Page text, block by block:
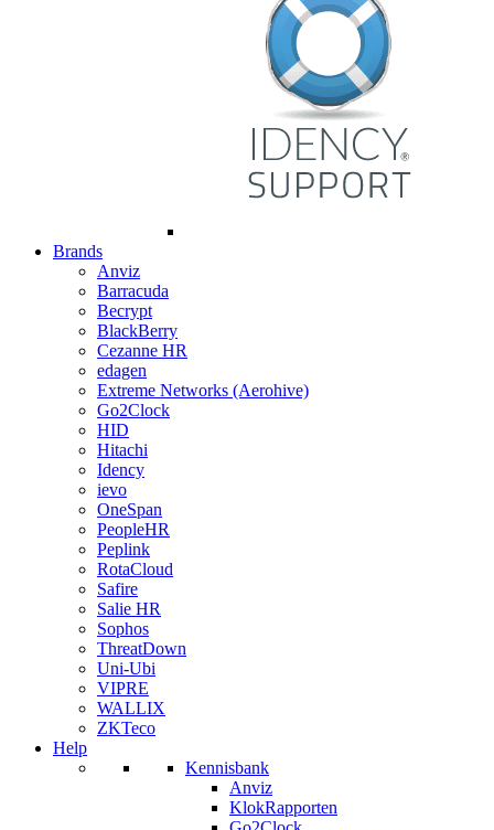
Brands
Anviz
Barracuda
Becrypt
BlackBerry
Cezanne HR
edagen
Extreme Networks (Aerohive)
Go2Clock
HID
Hitachi
Idency
ievo
OneSpan
PeopleHR
Peplink
RotaCloud
Safire
Salie HR
Sophos
ThreatDown
Uni-Ubi
VIPRE
WALLIX
ZKTeco
Help
Kennisbank
Anviz
KlokRapporten